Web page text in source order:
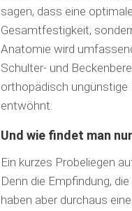
sagen, dass eine
Gesamtfestigkeit,
Anatomie wird
Schulter- und
orthopädisch ungüns­tige
entwöhnt.
Und wie findet man
Ein kurzes Probeliegen
Denn die Empfindung,
haben aber durchaus